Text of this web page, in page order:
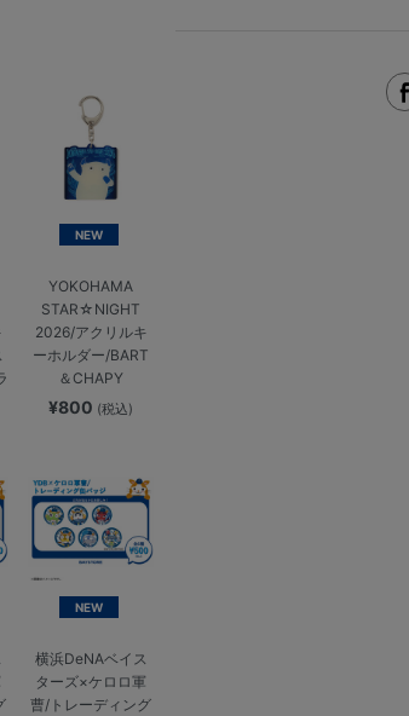
NEW
YOKOHAMA
STAR☆NIGHT
2026/アクリルキ
ーホルダー/BART
＆CHAPY
¥800 (税込)
NEW
横浜DeNAベイス
ターズ×ケロロ軍
曹/トレーディング